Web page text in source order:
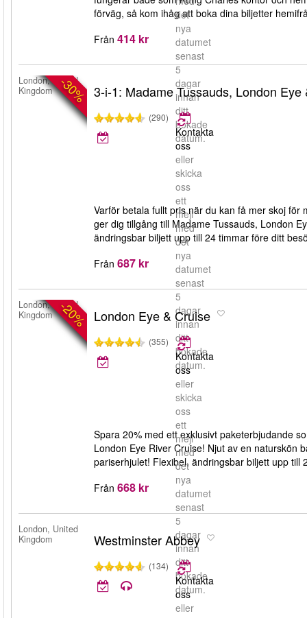
det
nya
datumet
senast
5
dagar
innan
ditt
bokade
datum.
förväg, så kom ihåg att boka dina biljetter
Från 414 kr
-30%
London, United
Kingdom
3-i-1: Madame Tussauds, London Eye
(290)
Kontakta
oss
eller
skicka
oss
ett
mejl
med
det
nya
datumet
senast
5
dagar
innan
ditt
bokade
datum.
Varför betala fullt pris när du kan få mer skoj
ger dig tillgång till Madame Tussauds, London
ändringsbar biljett upp till 24 timmar före ditt
Från 687 kr
-20%
London, United
Kingdom
London Eye & Cruise
(355)
Kontakta
oss
eller
skicka
oss
ett
mejl
med
det
nya
datumet
senast
5
dagar
innan
ditt
bokade
datum.
Spara 20% med ett exklusivt paketerbjudande
London Eye River Cruise! Njut av en naturskön
pariserhjulet! Flexibel, ändringsbar biljett upp till
Från 668 kr
London, United
Kingdom
Westminster Abbey
(134)
Kontakta
oss
eller